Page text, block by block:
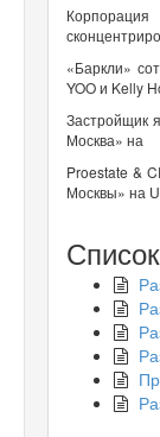
«Баркли»
YOO и Kelly
Застройщик
Москва» на
Proestate &
Москвы» на